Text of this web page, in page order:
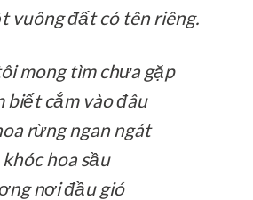
vuông đất có tên riêng.
mong tìm chưa gặp
biết cắm vào đâu
rừng ngan ngát
hoa sầu
nơi đầu gió